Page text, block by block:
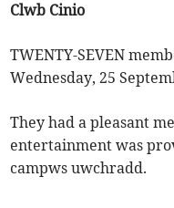
Clwb Cinio
TWENTY-SEVEN
Wednesday, 25
They had a pleasant
entertainment was
campws uwchradd.